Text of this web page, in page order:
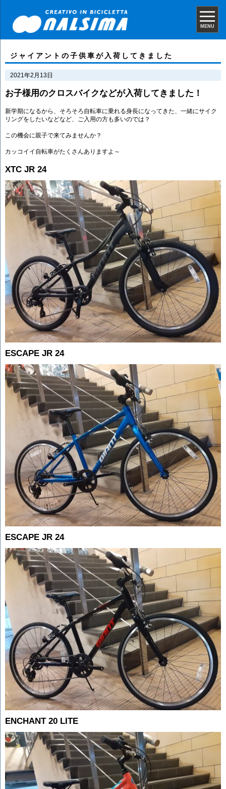
MENU
ジャイアントの子供車が入荷してきました
2021年2月13日
お子様用のクロスバイクなどが入荷してきました！
新学期になるから、そろそろ自転車に乗れる身長になってきた、一緒にサイク
リングをしたいなどなど、ご入用の方も多いのでは？
この機会に親子で来てみませんか？
カッコイイ自転車がたくさんありますよ～
XTC JR 24
ESCAPE JR 24
ESCAPE JR 24
ENCHANT 20 LITE